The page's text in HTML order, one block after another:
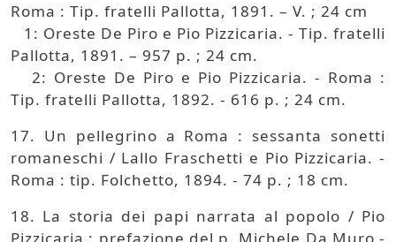
Roma : Tip. fratelli Pallotta, 1891. – V. ; 24 cm
1: Oreste De Piro e Pio Pizzicaria. - Tip. fratelli
Pallotta, 1891. – 957 p. ; 24 cm.
2: Oreste De Piro e Pio Pizzicaria. - Roma :
Tip. fratelli Pallotta, 1892. - 616 p. ; 24 cm.
17. Un pellegrino a Roma : sessanta sonetti
romaneschi / Lallo Fraschetti e Pio Pizzicaria. -
Roma : tip. Folchetto, 1894. - 74 p. ; 18 cm.
18. La storia dei papi narrata al popolo / Pio